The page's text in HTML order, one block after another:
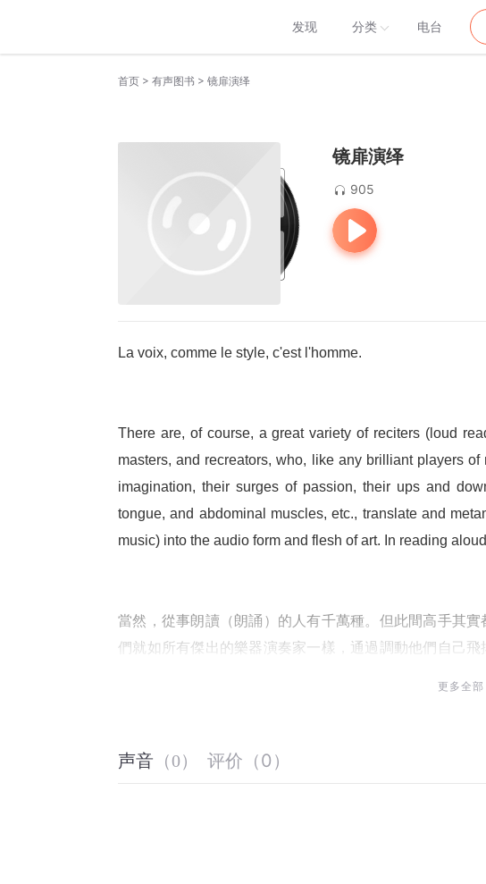
发现 分类 电台
首页 > 有声图书 > 镜扉演绎
镜扉演绎
905
La voix, comme le style, c'est l'homme.
There are, of course, a great variety of reciters (loud
masters, and recreators, who, like any brilliant players
imagination, their surges of passion, their ups and
tongue, and abdominal muscles, etc., translate and
music) into the audio form and flesh of art. In reading
當然，從事朗讀（朗誦）的人有千萬種。但此間高手其
們就如所有傑出的樂器演奏家一樣，通過調動他們自己
更多全部
声音 （0） 评价 （0 ）